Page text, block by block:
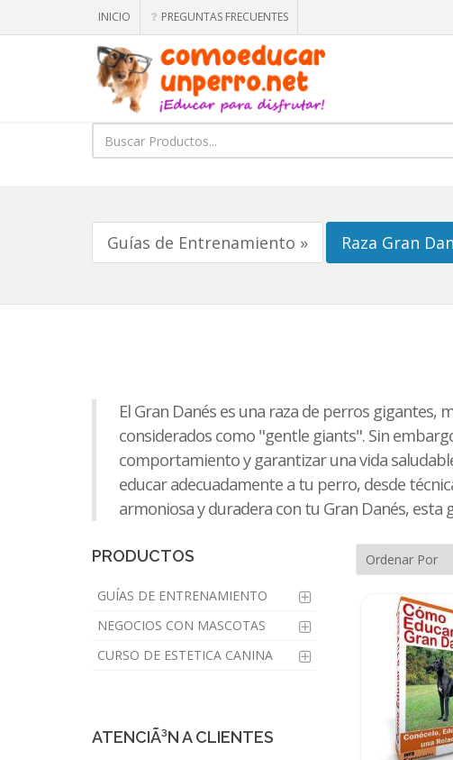
INICIO PREGUNTAS FRECUENTES
Guías de Entrenamiento » Raza Gran
El Gran Danés es una raza de perros
considerados como "gentle giants". Sin
comportamiento y garantizar una vida
educar adecuadamente a tu perro, desde
armoniosa y duradera con tu Gran Danés, esta
PRODUCTOS
GUÍAS DE ENTRENAMIENTO
NEGOCIOS CON MASCOTAS
CURSO DE ESTETICA CANINA
ATENCIÃ³N A CLIENTES